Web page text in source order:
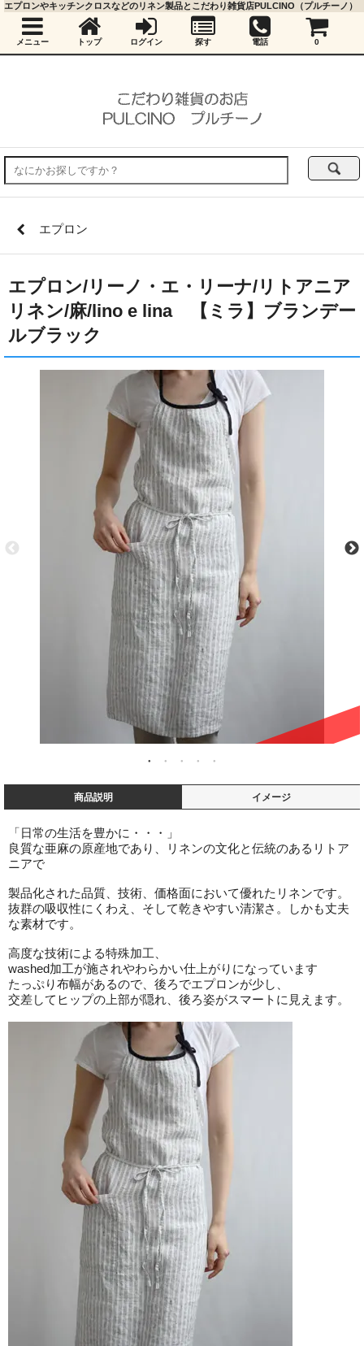
エプロン
エプロン/リーノ・エ・リーナ/リトアニア
リネン/麻/lino e lina 【ミラ】ブランデー
ルブラック
商品説明 イメージ
「日常の生活を豊かに・・・」
良質な亜麻の原産地であり、リネンの文化と伝統のあるリトア
ニアで
製品化された品質、技術、価格面において優れたリネンです。
抜群の吸収性にくわえ、そして乾きやすい清潔さ。しかも丈夫
な素材です。
高度な技術による特殊加工、
washed加工が施されやわらかい仕上がりになっています
たっぷり布幅があるので、後ろでエプロンが少し、
交差してヒップの上部が隠れ、後ろ姿がスマートに見えます。
エプロンやキッチンクロスなどのリネン製品とこだわり雑貨店PULCINO（プルチーノ）
メニュー トップ ログイン 探す 電話 0